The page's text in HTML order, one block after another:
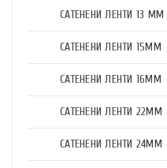
САТЕНЕНИ ЛЕНТИ 13 ММ
САТЕНЕНИ ЛЕНТИ 15ММ
САТЕНЕНИ ЛЕНТИ 16ММ
САТЕНЕНИ ЛЕНТИ 22ММ
САТЕНЕНИ ЛЕНТИ 24ММ